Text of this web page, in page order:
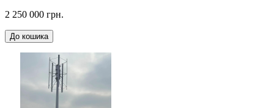
2 250 000 грн.
До кошика